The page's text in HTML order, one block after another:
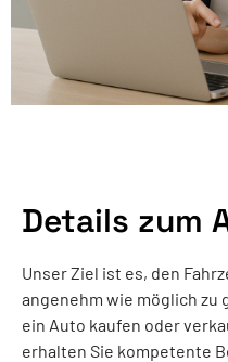
Details zum
Unser Ziel ist es, den
angenehm wie möglich zu
ein Auto kaufen oder
erhalten Sie kompetente